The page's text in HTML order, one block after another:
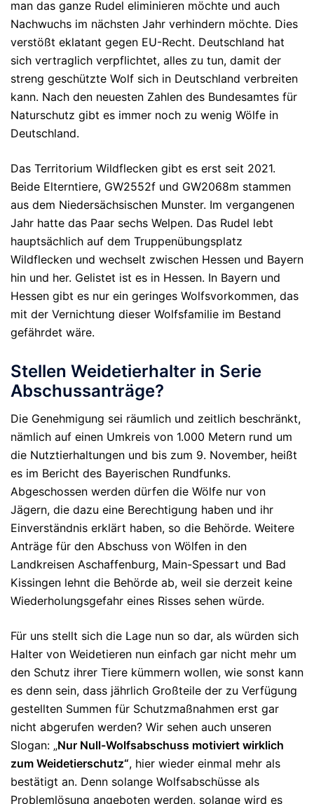
man das ganze Rudel eliminieren möchte und auch
Nachwuchs im nächsten Jahr verhindern möchte. Dies
verstößt eklatant gegen EU-Recht. Deutschland hat
sich vertraglich verpflichtet, alles zu tun, damit der
streng geschützte Wolf sich in Deutschland verbreiten
kann. Nach den neuesten Zahlen des Bundesamtes für
Naturschutz gibt es immer noch zu wenig Wölfe in
Deutschland.
Das Territorium Wildflecken gibt es erst seit 2021.
Beide Elterntiere, GW2552f und GW2068m stammen
aus dem Niedersächsischen Munster. Im vergangenen
Jahr hatte das Paar sechs Welpen. Das Rudel lebt
hauptsächlich auf dem Truppenübungsplatz
Wildflecken und wechselt zwischen Hessen und Bayern
hin und her. Gelistet ist es in Hessen. In Bayern und
Hessen gibt es nur ein geringes Wolfsvorkommen, das
mit der Vernichtung dieser Wolfsfamilie im Bestand
gefährdet wäre.
Stellen Weidetierhalter in Serie
Abschussanträge?
Die Genehmigung sei räumlich und zeitlich beschränkt,
nämlich auf einen Umkreis von 1.000 Metern rund um
die Nutztierhaltungen und bis zum 9. November, heißt
es im Bericht des Bayerischen Rundfunks.
Abgeschossen werden dürfen die Wölfe nur von
Jägern, die dazu eine Berechtigung haben und ihr
Einverständnis erklärt haben, so die Behörde. Weitere
Anträge für den Abschuss von Wölfen in den
Landkreisen Aschaffenburg, Main-Spessart und Bad
Kissingen lehnt die Behörde ab, weil sie derzeit keine
Wiederholungsgefahr eines Risses sehen würde.
Für uns stellt sich die Lage nun so dar, als würden sich
Halter von Weidetieren nun einfach gar nicht mehr um
den Schutz ihrer Tiere kümmern wollen, wie sonst kann
es denn sein, dass jährlich Großteile der zu Verfügung
gestellten Summen für Schutzmaßnahmen erst gar
nicht abgerufen werden? Wir sehen auch unseren
Slogan: „Nur Null-Wolfsabschuss motiviert wirklich
zum Weidetierschutz“, hier wieder einmal mehr als
bestätigt an. Denn solange Wolfsabschüsse als
Problemlösung angeboten werden, solange wird es